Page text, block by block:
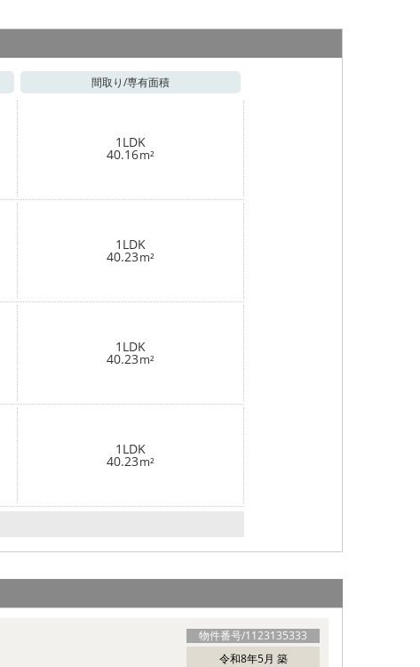
間取り/専有面積
1LDK
40.16m²
1LDK
40.23m²
1LDK
40.23m²
1LDK
40.23m²
物件番号/1123135333
令和8年5月 築